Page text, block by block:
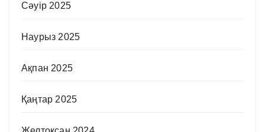
Сәуір 2025
Наурыз 2025
Ақпан 2025
Қаңтар 2025